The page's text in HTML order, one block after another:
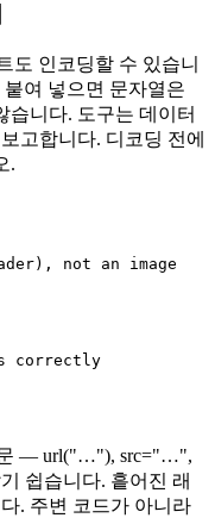
도 인코딩할 수 있습니
붙여 넣으면 문자열은
습니다. 도구는 데이터
고합니다. 디코딩 전에
.
not an image
correctly
문 — url("…"), src="…",
쉽습니다. 흩어진 래
. 주변 코드가 아니라